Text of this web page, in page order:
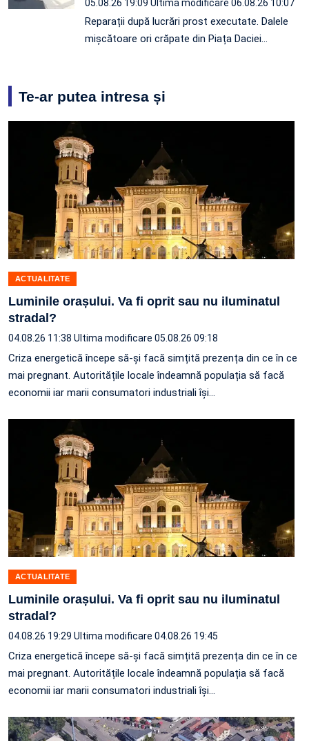
05.08.26 19:09 Ultima modificare 06.08.26 10:07
Reparații după lucrări prost executate. Dalele
mișcătoare ori crăpate din Piața Daciei…
Te-ar putea intresa și
ACTUALITATE
Luminile orașului. Va fi oprit sau nu iluminatul
stradal?
04.08.26 11:38 Ultima modificare 05.08.26 09:18
Criza energetică începe să-și facă simțită prezența din ce în ce
mai pregnant. Autoritățile locale îndeamnă populația să facă
economii iar marii consumatori industriali își…
ACTUALITATE
Luminile orașului. Va fi oprit sau nu iluminatul
stradal?
04.08.26 19:29 Ultima modificare 04.08.26 19:45
Criza energetică începe să-și facă simțită prezența din ce în ce
mai pregnant. Autoritățile locale îndeamnă populația să facă
economii iar marii consumatori industriali își…